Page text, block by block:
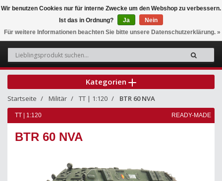
0
Kategorien
Startseite Militär TT | 1:120 BTR 60 NVA
TT | 1:120 READY-MADE
BTR 60 NVA
Wir benutzen Cookies nur für interne Zwecke um den Webshop zu verbessern.
Ist das in Ordnung?
Ja
Nein
Für weitere Informationen beachten Sie bitte unsere Datenschutzerklärung. »